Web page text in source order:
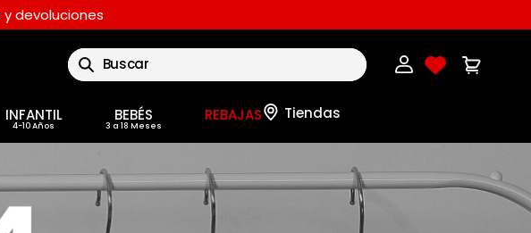
devoluciones
Buscar
INFANTIL BEBÉS REBAJAS